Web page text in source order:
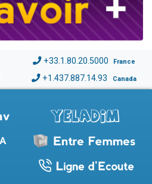
+33.1.80.20.5000 France
+1.437.887.14.93 Canada